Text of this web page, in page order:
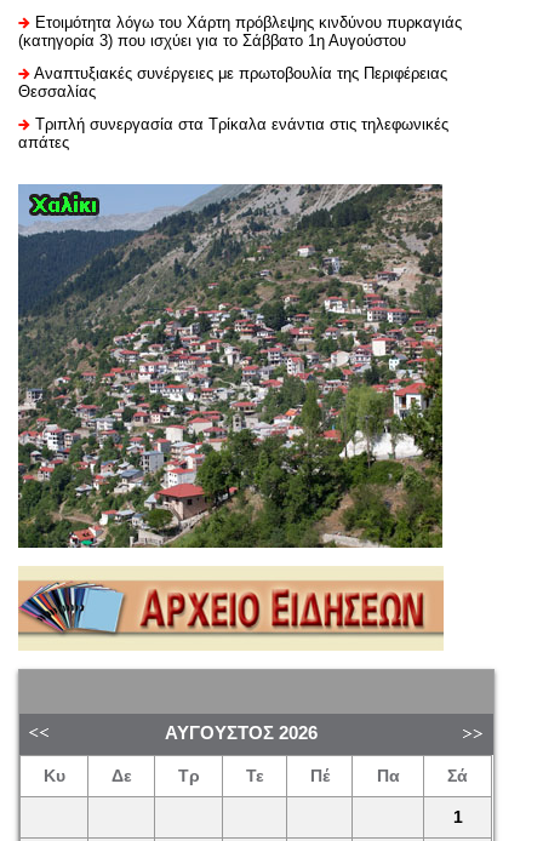
Ετοιμότητα λόγω του Χάρτη πρόβλεψης κινδύνου πυρκαγιάς
(κατηγορία 3) που ισχύει για το Σάββατο 1η Αυγούστου
Αναπτυξιακές συνέργειες με πρωτοβουλία της Περιφέρειας
Θεσσαλίας
Τριπλή συνεργασία στα Τρίκαλα ενάντια στις τηλεφωνικές
απάτες
ΑΎΓΟΥΣΤΟΣ 2026
Κυ Δε Τρ Τε Πέ Πα Σά
1